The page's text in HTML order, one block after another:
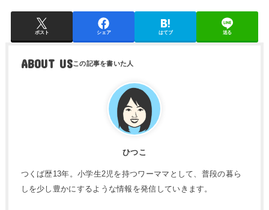
ポスト シェア はてブ 送る
ABOUT US
ひつこ
つくば歴13年。小学生2児を持つワーママとして、普段の暮ら
しを少し豊かにするような情報を発信していきます。